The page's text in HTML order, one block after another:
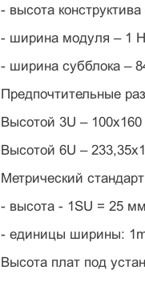
- высота
- ширина модуля – 1
- ширина субблока –
Предпочтительные
Высотой 3U –
Высотой 6U –
Метрический
- высота - 1SU = 25
- единицы ширины:
Высота плат под